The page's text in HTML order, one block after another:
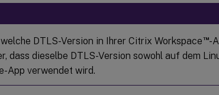
DTLS-Version in Ihrer Citrix Workspace™-
dass dieselbe DTLS-Version sowohl auf dem
App verwendet wird.